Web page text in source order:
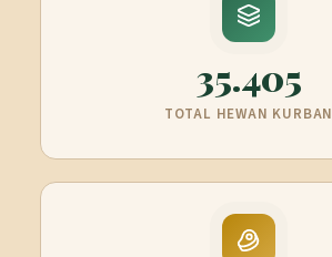
35.405
TOTAL HEWAN KURBAN